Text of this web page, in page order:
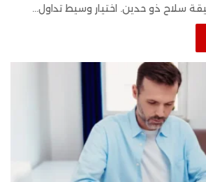
سلاح ذو حدين. اختيار وسيط تداول…